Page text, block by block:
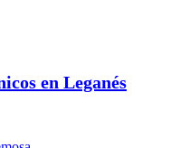
en Leganés